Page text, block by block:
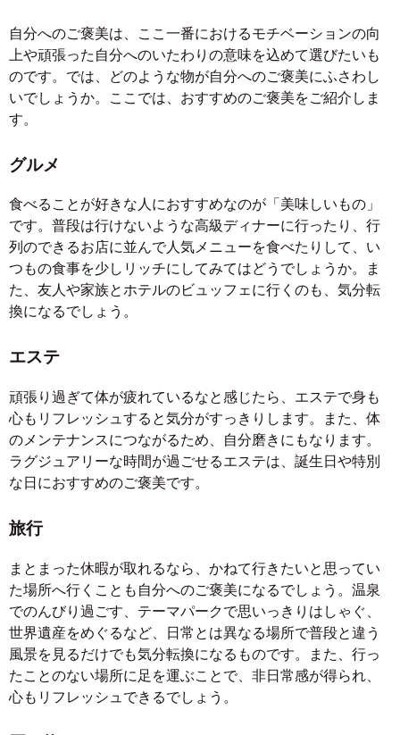
自分へのご褒美は、ここ一番におけるモチベーションの向
上や頑張った自分へのいたわりの意味を込めて選びたいも
のです。では、どのような物が自分へのご褒美にふさわし
いでしょうか。ここでは、おすすめのご褒美をご紹介しま
す。
グルメ
食べることが好きな人におすすめなのが「美味しいもの」
です。普段は行けないような高級ディナーに行ったり、行
列のできるお店に並んで人気メニューを食べたりして、い
つもの食事を少しリッチにしてみてはどうでしょうか。ま
た、友人や家族とホテルのビュッフェに行くのも、気分転
換になるでしょう。
エステ
頑張り過ぎて体が疲れているなと感じたら、エステで身も
心もリフレッシュすると気分がすっきりします。また、体
のメンテナンスにつながるため、自分磨きにもなります。
ラグジュアリーな時間が過ごせるエステは、誕生日や特別
な日におすすめのご褒美です。
旅行
まとまった休暇が取れるなら、かねて行きたいと思ってい
た場所へ行くことも自分へのご褒美になるでしょう。温泉
でのんびり過ごす、テーマパークで思いっきりはしゃぐ、
世界遺産をめぐるなど、日常とは異なる場所で普段と違う
風景を見るだけでも気分転換になるものです。また、行っ
たことのない場所に足を運ぶことで、非日常感が得られ、
心もリフレッシュできるでしょう。